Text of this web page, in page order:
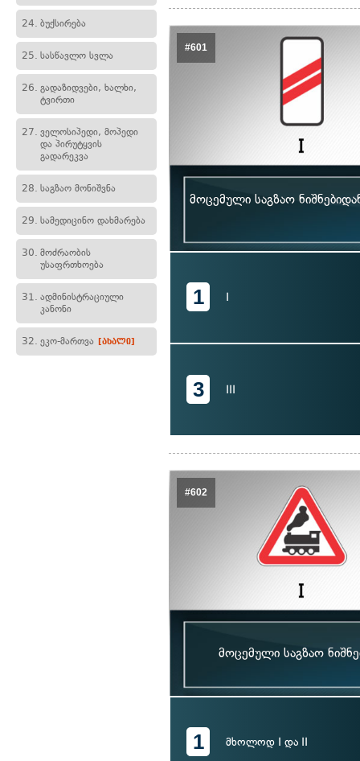
24. ბუქსირება
25. სასწავლო სვლა
26. გადაზიდვები, ხალხი,
ტვირთი
27. ველოსიპედი, მოპედი
და პირუტყვის
გადარეკვა
28. საგზაო მონიშვნა
29. სამედიცინო დახმარება
30. მოძრაობის
უსაფრთხოება
31. ადმინისტრაციული
კანონი
32. ეკო-მართვა [ახალი]
#601
მოცემული საგზაო
1 I
3 III
#602
მოცემული საგზაო
1 მხოლოდ I და II